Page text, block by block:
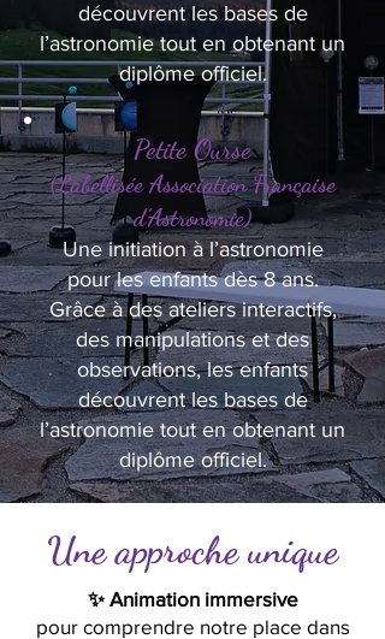
découvrent les bases de
l’astronomie tout en obtenant un
diplôme officiel.
Petite Ourse
(Labellisée Association Française
d’Astronomie)
Une initiation à l’astronomie
pour les enfants dès 8 ans.
Grâce à des ateliers interactifs,
des manipulations et des
observations, les enfants
découvrent les bases de
l’astronomie tout en obtenant un
diplôme officiel.
Une approche unique
✨ Animation immersive
pour comprendre notre place dans